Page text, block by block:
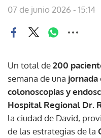
07 de junio 2026 - 15:14
Un total de200
semana de una
colonoscopias y
Hospital Regional Dr.
la ciudad de David,
de las estrategias de la